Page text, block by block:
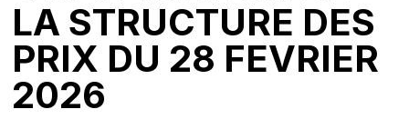
LA STRUCTURE DES
PRIX DU 28 FEVRIER
2026